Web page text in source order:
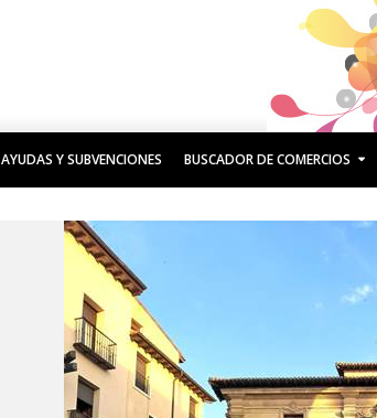
AYUDAS Y SUBVENCIONES BUSCADOR DE COMERCIOS